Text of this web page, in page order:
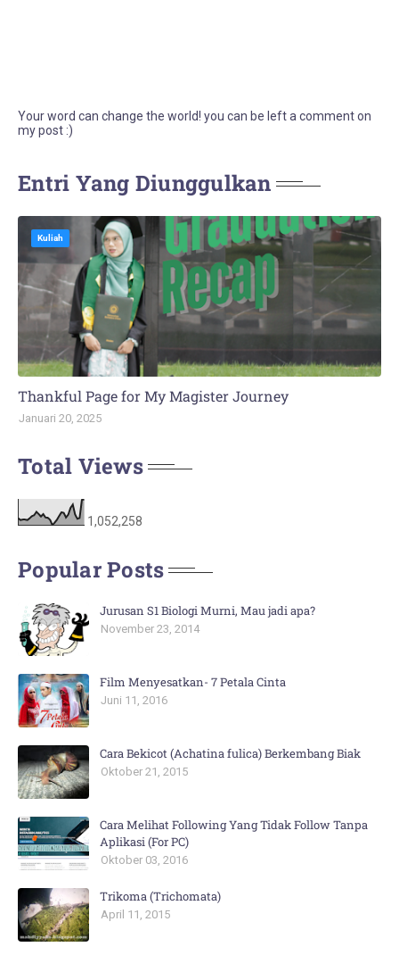
Your word can change the world! you can be left a comment on
my post :)
Entri Yang Diunggulkan
Kuliah
Thankful Page for My Magister Journey
Januari 20, 2025
Total Views
1,052,258
Popular Posts
Jurusan S1 Biologi Murni, Mau jadi apa?
November 23, 2014
Film Menyesatkan- 7 Petala Cinta
Juni 11, 2016
Cara Bekicot (Achatina fulica) Berkembang Biak
Oktober 21, 2015
Cara Melihat Following Yang Tidak Follow Tanpa
Aplikasi (For PC)
Oktober 03, 2016
Trikoma (Trichomata)
April 11, 2015